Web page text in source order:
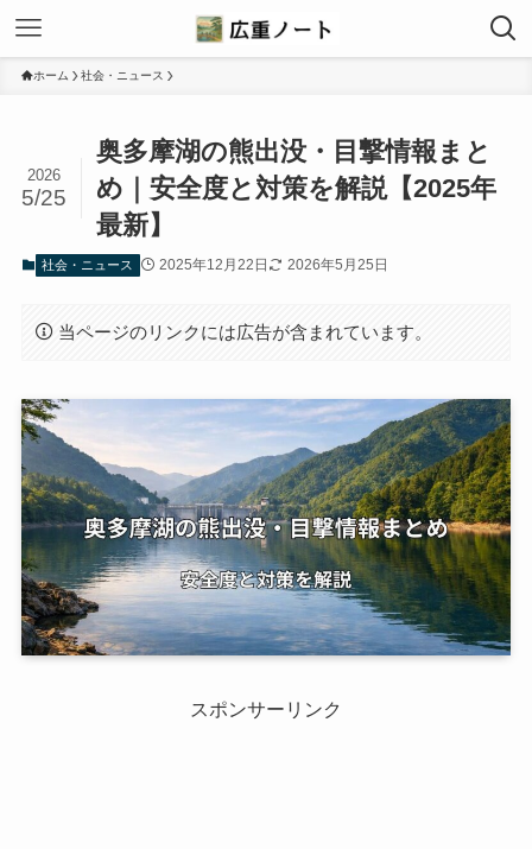
ホーム 社会・ニュース
奥多摩湖の熊出没・目撃情報まと
め｜安全度と対策を解説【2025年
最新】
2026
5/25
社会・ニュース 2025年12月22日 2026年5月25日
当ページのリンクには広告が含まれています。
スポンサーリンク